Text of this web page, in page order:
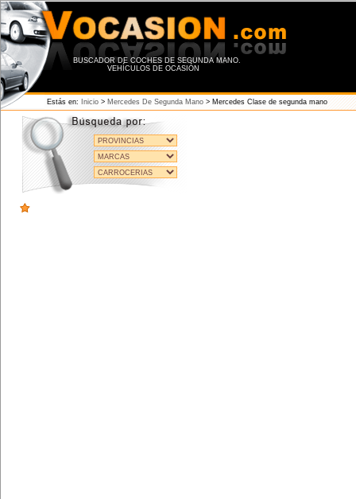
BUSCADOR DE COCHES DE SEGUNDA MANO.
VEHÍCULOS DE OCASIÓN
Estás en: Inicio > Mercedes De Segunda Mano > Mercedes Clase de segunda mano